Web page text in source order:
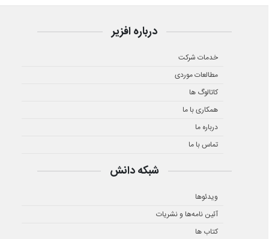
درباره افزیر
خدمات شرکت
مطالعات موردی
کاتالوگ ها
همکاری با ما
درباره ما
تماس با ما
شبکه دانش
ویدئوها
آئین نامه‌ها و نشریات
کتاب ها